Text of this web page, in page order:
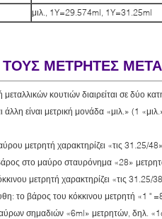
μιλ., 1Y=29.574ml, 1Y=31.25ml
ΤΟΥΣ ΜΕΤΡΗΤΕΣ
κουτιών διαιρείται σε δύο
είναι μετρική μονάδα «μιλ.» (1
μετρητή χαρακτηρίζει «τις
στο μαύρο σταυρόνημα «28»
μετρητή χαρακτηρίζει «τις
το βάρος του κόκκινου μετρητή «1 "
σημαδιών «6ml» μετρητών, δηλ.